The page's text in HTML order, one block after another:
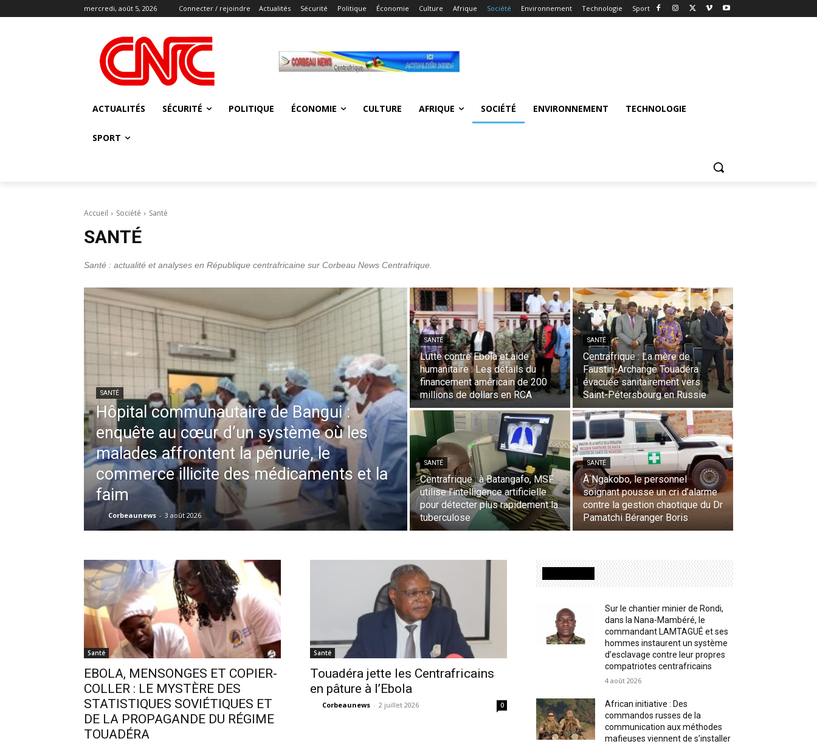
mercredi, août 5, 2026 Connecter / rejoindre Actualités Sécurité Politique Économie Culture Afrique Société Environnement Technologie Sport
ACTUALITÉS SÉCURITÉ POLITIQUE ÉCONOMIE CULTURE AFRIQUE SOCIÉTÉ ENVIRONNEMENT TECHNOLOGIE
SPORT
Accueil Société Santé
SANTÉ
Santé : actualité et analyses en République centrafricaine sur Corbeau News Centrafrique.
SANTÉ
Hôpital communautaire de Bangui :
enquête au cœur d’un système où les
malades affrontent la pénurie, le
commerce illicite des médicaments et la
faim
Corbeaunews - 3 août 2026
SANTÉ
Lutte contre Ebola et aide
humanitaire : Les détails du
financement américain de 200
millions de dollars en RCA
SANTÉ
Centrafrique : La mère de
Faustin-Archange Touadéra
évacuée sanitairement vers
Saint-Pétersbourg en Russie
SANTÉ
Centrafrique : à Batangafo, MSF
utilise l’intelligence artificielle
pour détecter plus rapidement la
tuberculose
SANTÉ
À Ngakobo, le personnel
soignant pousse un cri d’alarme
contre la gestion chaotique du Dr
Pamatchi Béranger Boris
Santé
EBOLA, MENSONGES ET COPIER-
COLLER : LE MYSTÈRE DES
STATISTIQUES SOVIÉTIQUES ET
DE LA PROPAGANDE DU RÉGIME
TOUADÉRA
Santé
Touadéra jette les Centrafricains
en pâture à l’Ebola
Corbeaunews - 2 juillet 2026 0
Sur le chantier minier de Rondi,
dans la Nana-Mambéré, le
commandant LAMTAGUÉ et ses
hommes instaurent un système
d’esclavage contre leur propres
compatriotes centrafricains
4 août 2026
African initiative : Des
commandos russes de la
communication aux méthodes
mafieuses viennent de s’installer